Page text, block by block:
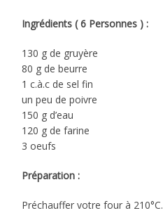
Ingrédients ( 6 Personnes ) :
130 g de gruyère
80 g de beurre
1 c.à.c de sel fin
un peu de poivre
150 g d’eau
120 g de farine
3 oeufs
Préparation :
Préchauffer votre four à 210°C.